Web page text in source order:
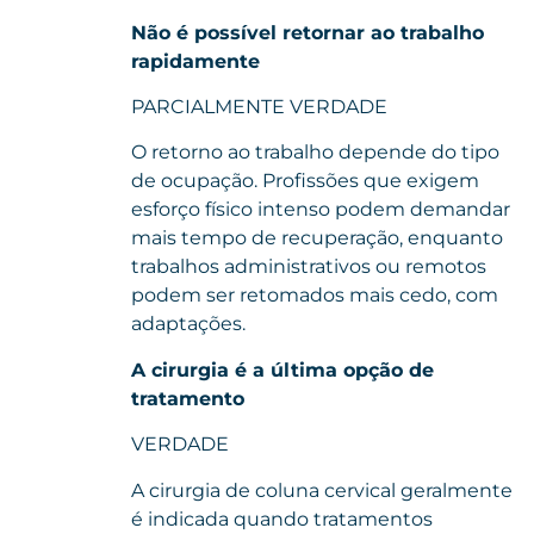
Não é possível retornar ao trabalho
rapidamente
PARCIALMENTE VERDADE
O retorno ao trabalho depende do tipo
de ocupação. Profissões que exigem
esforço físico intenso podem demandar
mais tempo de recuperação, enquanto
trabalhos administrativos ou remotos
podem ser retomados mais cedo, com
adaptações.
A cirurgia é a última opção de
tratamento
VERDADE
A cirurgia de coluna cervical geralmente
é indicada quando tratamentos